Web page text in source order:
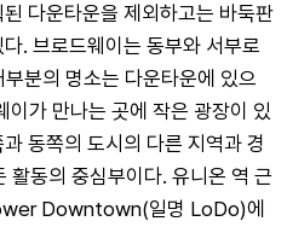
다운타운을 제외하고는 바둑판
. 브로드웨이는 동부와 서부로
분의 명소는 다운타운에 있으
가 만나는 곳에 작은 광장이 있
동쪽의 도시의 다른 지역과 경
동의 중심부이다. 유니온 역 근
Downtown(일명 LoDo)에